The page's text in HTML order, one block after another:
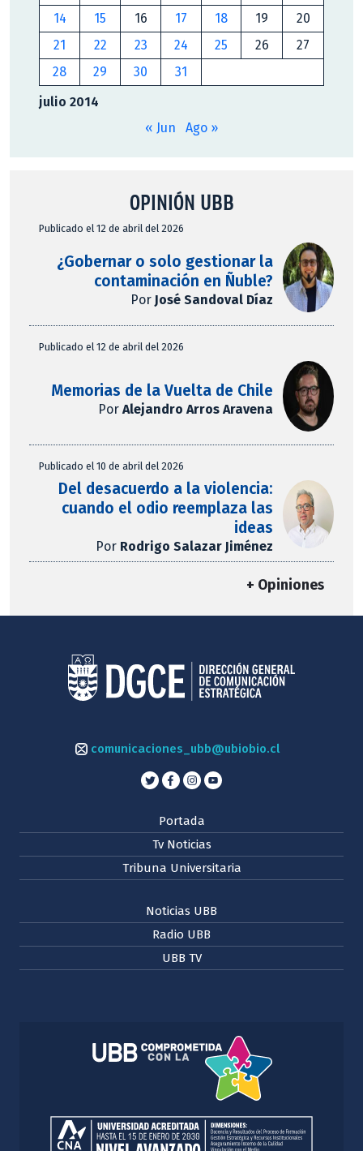
julio 2014
14
15 16 17 18 19
20
21
22 23 24 25 26
27
28
29 30 31
« Jun Ago »
OPINIÓN UBB
Publicado el 12 de abril del 2026
¿Gobernar o solo gestionar la
contaminación en Ñuble?
Por José Sandoval Díaz
Publicado el 12 de abril del 2026
Memorias de la Vuelta de Chile
PorAlejandro Arros Aravena
Publicado el 10 de abril del 2026
Del desacuerdo a la violencia:
cuando el odio reemplaza las
ideas
Por Rodrigo Salazar Jiménez
+ Opiniones
comunicaciones_ubb@ubiobio.cl
Portada
Tv Noticias
Tribuna Universitaria
Noticias UBB
Radio UBB
UBB TV